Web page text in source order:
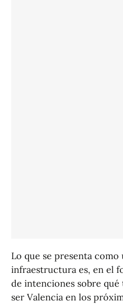
Lo que se presenta
infraestructura es, en el
de intenciones sobre
ser Valencia en los